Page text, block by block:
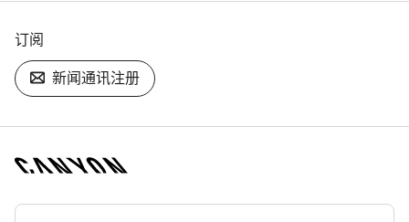
订阅
新闻通讯注册
[footer.linksList.title]